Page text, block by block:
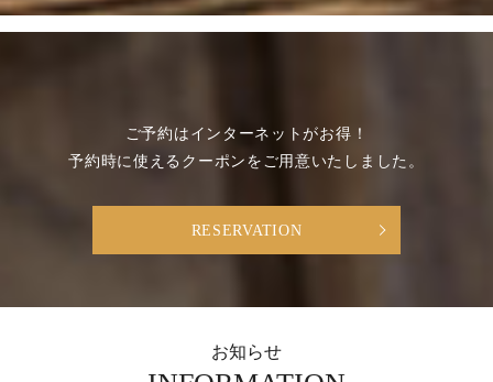
ご予約はインターネットがお得！
予約時に使えるクーポンをご用意いたしました。
RESERVATION
お知らせ